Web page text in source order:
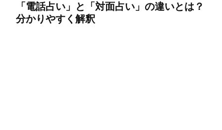
「電話占い」と「対面占い」の違いとは？
分かりやすく解釈